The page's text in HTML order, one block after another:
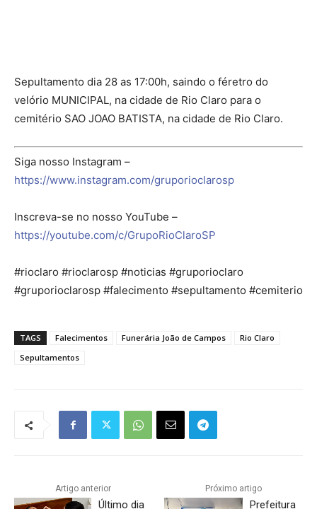
Sepultamento dia 28 as 17:00h, saindo o féretro do
velório MUNICIPAL, na cidade de Rio Claro para o
cemitério SAO JOAO BATISTA, na cidade de Rio Claro.
Siga nosso Instagram –
https://www.instagram.com/gruporioclarosp
Inscreva-se no nosso YouTube –
https://youtube.com/c/GrupoRioClaroSP
#rioclaro #rioclarosp #noticias #gruporioclaro
#gruporioclarosp #falecimento #sepultamento #cemiterio
TAGS Falecimentos Funerária João de Campos
Rio Claro
Sepultamentos
Artigo anterior
Último dia
Próximo artigo
Prefeitura